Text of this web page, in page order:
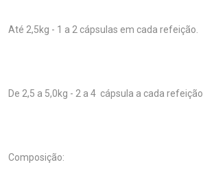
Até 2,5kg - 1 a 2 cápsulas em cada refeição.
De 2,5 a 5,0kg - 2 a 4 cápsula a cada refeição.
Composição: